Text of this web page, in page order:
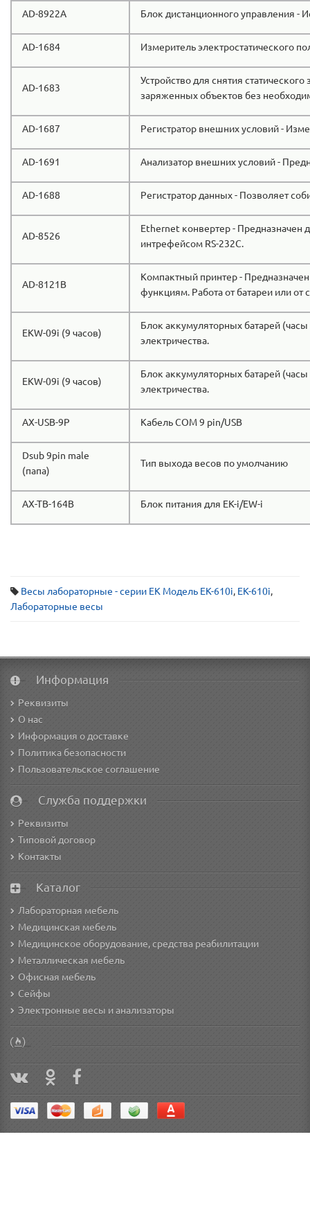
AD-8922A Блок дистанционного управления -
AD-1684 Измеритель электростатического
AD-1683
Устройство для снятия
заряженных объектов без
AD-1687 Регистратор внешних условий -
AD-1691 Анализатор внешних условий -
AD-1688 Регистратор данных - Позволяет
AD-8526
Ethernet конвертер - Предназначен
интрефейсом RS-232C.
AD-8121B
Компактный принтер -
функциям. Работа от батареи или от
EKW-09i (9 часов)
Блок аккумуляторных батарей
электричества.
EKW-09i (9 часов)
Блок аккумуляторных батарей
электричества.
AX-USB-9P Кабель COM 9 pin/USB
Dsub 9pin male
(папа)
Тип выхода весов по умолчанию
AX-TB-164B Блок питания для EK-i/EW-i
Весы лабораторные - серии EK Модель EK-610i, EK-610i,
Лабораторные весы
Информация
Реквизиты
О нас
Информация о доставке
Политика безопасности
Пользовательское соглашение
Служба поддержки
Реквизиты
Типовой договор
Контакты
Каталог
Лабораторная мебель
Медицинская мебель
Медицинское оборудование, средства реабилитации
Металлическая мебель
Офисная мебель
Сейфы
Электронные весы и анализаторы